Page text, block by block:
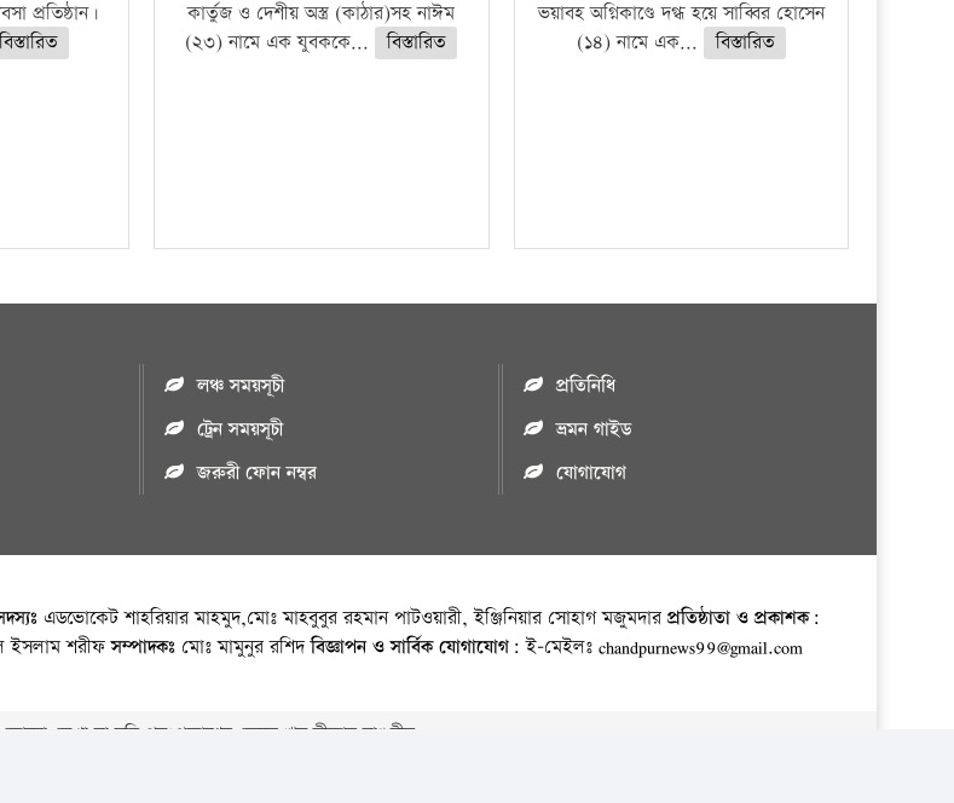
প্রতিষ্ঠান।
কার্তুজ ও দেশীয় অস্ত্র (কাঠার)সহ নাঈম
(২৩) নামে এক যুবককে...
বিস্তারিত
ভয়াবহ অগ্নিকাণ্ডে দগ্ধ হয়ে সাব্বির হোসেন
(১৪) নামে এক...
বিস্তারিত
লঞ্চ সময়সূচী
ট্রেন সময়সূচী
জরুরী ফোন নম্বর
প্রতিনিধি
ভ্রমন গাইড
যোগাযোগ
এডভোকেট শাহরিয়ার মাহমুদ,মোঃ মাহবুবুর রহমান পাটওয়ারী, ইঞ্জিনিয়ার সোহাগ মজুমদারপ্রতিষ্ঠাতা ও প্রকাশক:
ইসলাম শরীফসম্পাদকঃ মোঃ মামুনুর রশিদবিজ্ঞাপন ও সার্বিক যোগাযোগ: ই-মেইলঃ chandpurnews99@gmail.com
লেখা বা ছবি পুনঃপ্রকাশের ক্ষেত্রে ঋন স্বীকার বাঞ্চনীয় ।